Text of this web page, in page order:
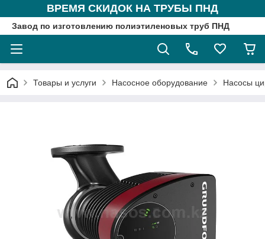
ВРЕМЯ СКИДОК НА ТРУБЫ ПНД
Завод по изготовлению полиэтиленовых труб ПНД
Товары и услуги Насосное оборудование Насосы